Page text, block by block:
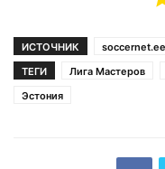
ИСТОЧНИК
soccernet.ee
ТЕГИ
Лига Мастеров
Эстония